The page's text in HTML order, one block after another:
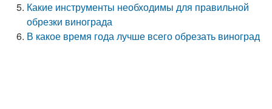
Какие инструменты необходимы для правильной
обрезки винограда
В какое время года лучше всего обрезать виноград